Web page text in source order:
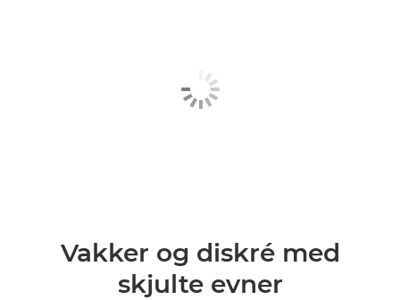
Vakker og diskré med
skjulte evner